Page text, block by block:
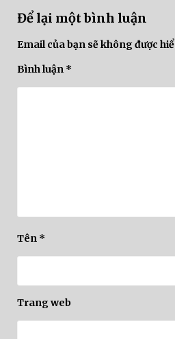
Để lại một bình luận
Email của bạn sẽ không được
Bình luận *
Tên *
Trang web